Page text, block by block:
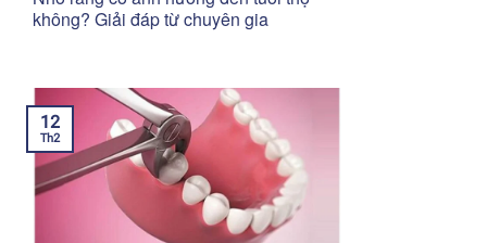
không? Giải đáp từ chuyên gia
12
Th2